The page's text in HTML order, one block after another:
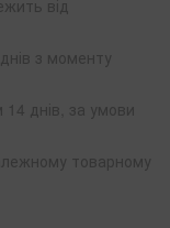
від
з моменту
14 днів, за умови
товарному